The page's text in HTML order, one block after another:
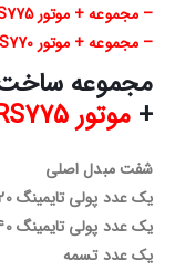
– مجموعه + موتور RS775 دی سی
– مجموعه + موتور RS770 دی سی
مجموعه
+ موتور RS775 دی سی
شفت مبدل اصلی
یک عدد پولی تایمینگ 20 دنده
یک عدد پولی تایمینگ 40 دنده
یک عدد تسمه